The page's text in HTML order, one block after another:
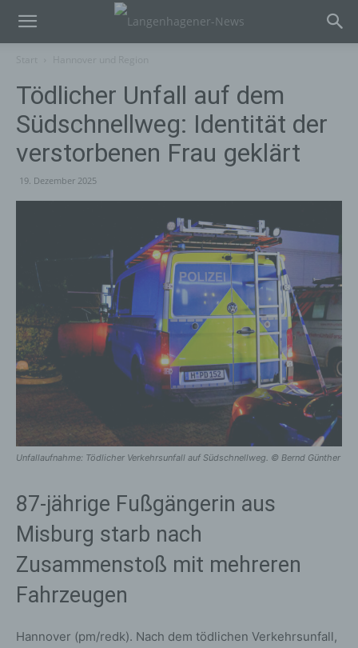
Tödlicher Unfall auf dem
Südschnellweg: Identität der
verstorbenen Frau geklärt
19. Dezember 2025
Unfallaufnahme: Tödlicher Verkehrsunfall auf Südschnellweg. © Bernd Günther
87-jährige Fußgängerin aus
Misburg starb nach
Zusammenstoß mit mehreren
Fahrzeugen
Hannover (pm/redk). Nach dem tödlichen Verkehrsunfall,